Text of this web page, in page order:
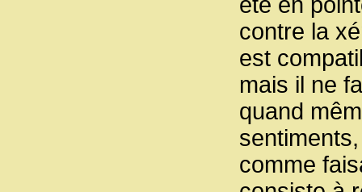
contre la
est
mais il ne
quand
comme